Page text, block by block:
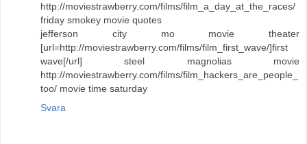
http://moviestrawberry.com/films/film_a_day_at_the_races/
friday smokey movie quotes
jefferson city mo movie theater
[url=http://moviestrawberry.com/films/film_first_wave/]first
wave[/url] steel magnolias movie
http://moviestrawberry.com/films/film_hackers_are_people_
too/ movie time saturday
Svara